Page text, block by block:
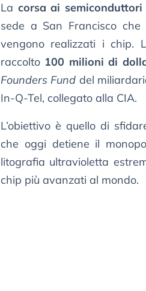
La corsa ai semiconduttori
sede a San Francisco
vengono realizzati i chip.
raccolto 100 milioni di
Founders Fund del
In-Q-Tel, collegato alla CIA.
L’obiettivo è quello di
che oggi detiene il
litografia ultravioletta
chip più avanzati al mondo.